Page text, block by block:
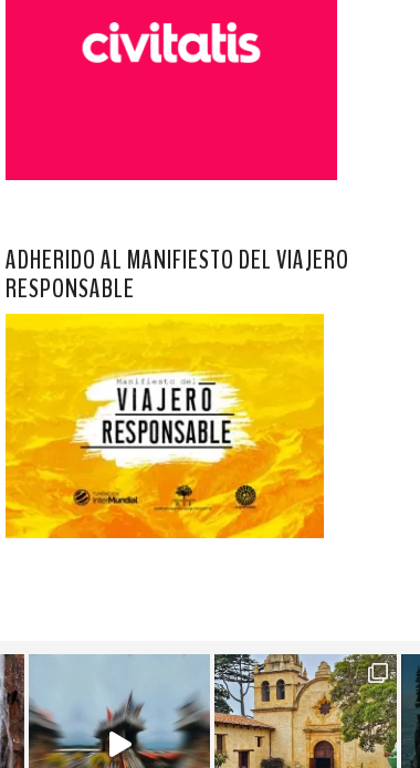
ADHERIDO AL MANIFIESTO DEL VIAJERO
RESPONSABLE